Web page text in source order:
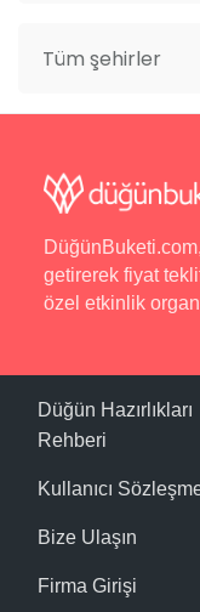
Tüm şehirler
getirerek fiyat
özel etkinlik
Düğün Hazırlıkları
Rehberi
Kullanıcı
Bize Ulaşın
Firma Girişi